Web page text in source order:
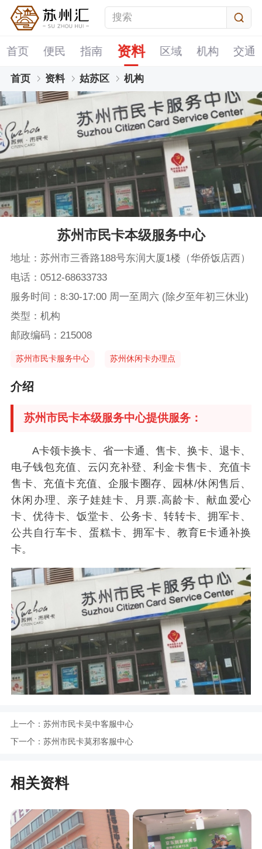
首页 便民 指南 资料 区域 机构 交通
首页 资料 姑苏区 机构
苏州市民卡本级服务中心
地址：苏州市三香路188号东润大厦1楼（华侨饭店西）
电话：0512-68633733
服务时间：8:30-17:00 周一至周六 (除夕至年初三休业)
类型：机构
邮政编码：215008
苏州市民卡服务中心 苏州休闲卡办理点
介绍
苏州市民卡本级服务中心提供服务：
A卡领卡换卡、省一卡通、售卡、换卡、退卡、
电子钱包充值、云闪充补登、利金卡售卡、充值卡
售卡、充值卡充值、企服卡圈存、园林/休闲售后、
休闲办理、亲子娃娃卡、月票.高龄卡、献血爱心
卡、优待卡、饭堂卡、公务卡、转转卡、拥军卡、
公共自行车卡、蛋糕卡、拥军卡、教育E卡通补换
卡。
上一个： 苏州市民卡吴中客服中心
下一个： 苏州市民卡莫邪客服中心
相关资料